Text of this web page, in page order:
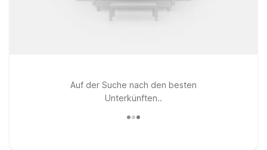
Auf der Suche nach den besten
Unterkünften..